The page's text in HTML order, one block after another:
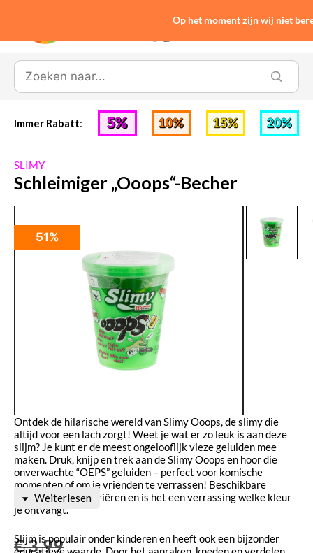
0
Immer Rabatt:
Ontdek de hilarische wereld van Slimy Ooops, de slimy die
altijd voor een lach zorgt! Weet je wat er zo leuk is aan deze
slijm? Je kunt er de meest ongelooflijk vieze geluiden mee
maken. Druk, knijp en trek aan de Slimy Ooops en hoor die
onverwachte “OEPS” geluiden – perfect voor komische
momenten of om je vrienden te verrassen! Beschikbare
kleuren kunnen variëren en is het een verrassing welke kleur
je ontvangt.
Slijm is populair onder kinderen en heeft ook een bijzonder
Weiterlesen
€3,99
SLIMY
Schleimiger „Ooops“-Becher
51%
Op het moment zijn wij niet